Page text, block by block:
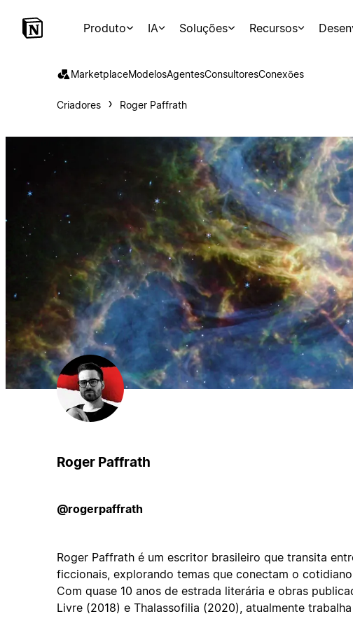
Produto IA Soluções Recursos
MarketplaceModelosAgentesConsultoresConexões
Criadores Roger Paffrath
Roger Paffrath
@rogerpaffrath
Roger Paffrath é um escritor brasileiro que transita
ficcionais, explorando temas que conectam o
Com quase 10 anos de estrada literária e obras
Livre (2018) e Thalassofilia (2020), atualmente trabalha